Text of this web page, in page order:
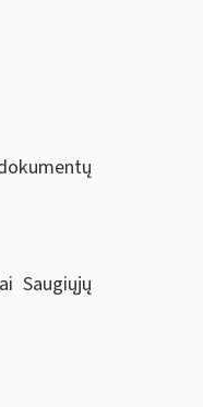
Saugiųjų